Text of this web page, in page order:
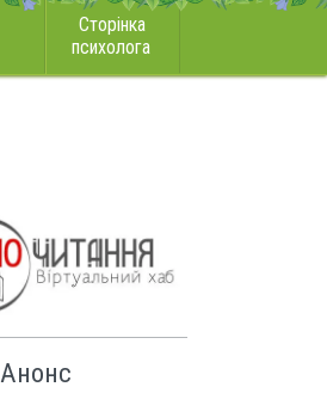
Сторінка
психолога
Анонс